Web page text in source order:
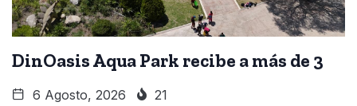
DinOasis Aqua Park recibe a más de 3
6 Agosto, 2026 21